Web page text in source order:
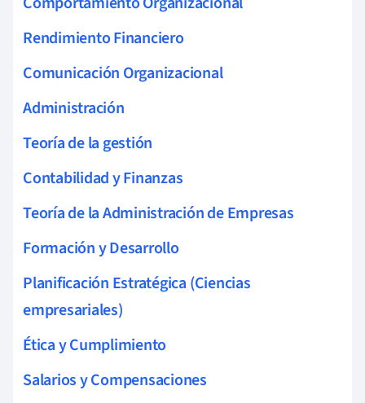
Rendimiento Financiero
Comunicación Organizacional
Administración
Teoría de la gestión
Contabilidad y Finanzas
Teoría de la Administración de Empresas
Formación y Desarrollo
Planificación Estratégica (Ciencias
empresariales)
Ética y Cumplimiento
Salarios y Compensaciones